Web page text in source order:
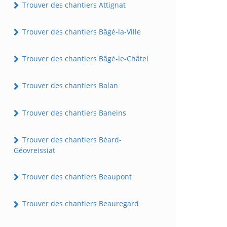
Trouver des chantiers Attignat
Trouver des chantiers Bâgé-la-Ville
Trouver des chantiers Bâgé-le-Châtel
Trouver des chantiers Balan
Trouver des chantiers Baneins
Trouver des chantiers Béard-
Géovreissiat
Trouver des chantiers Beaupont
Trouver des chantiers Beauregard